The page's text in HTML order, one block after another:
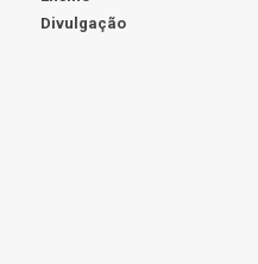
Divulgação